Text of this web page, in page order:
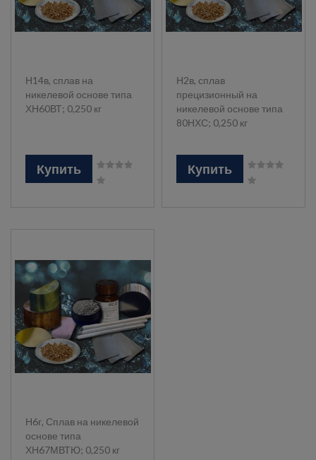
Н14в, сплав на
никелевой основе типа
ХН60ВТ; 0,250 кг
Купить
Н2в, сплав
прецизионный на
никелевой основе типа
80НХС; 0,250 кг
Купить
Н6г, Сплав на никелевой
основе типа
ХН67МВТЮ; 0,250 кг